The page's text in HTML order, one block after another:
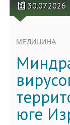
30.07.2026
МЕДИЦИНА
юге